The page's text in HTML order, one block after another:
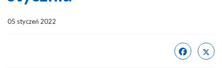
05 styczeń 2022